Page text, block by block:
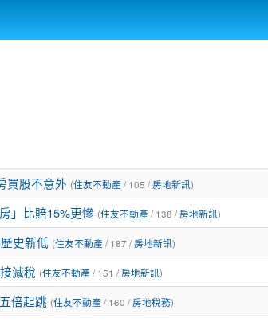
買股不意外 (住友不動產 / 105 / 房地新訊)
」比賠15%更慘 (住友不動產 / 138 / 房地新訊)
史新低 (住友不動產 / 187 / 房地新訊)
減稅 (住友不動產 / 151 / 房地新訊)
倍起跳 (住友不動產 / 160 / 房地稅務)